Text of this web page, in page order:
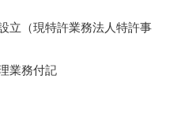
立（現特許業務法人特許事
業務付記